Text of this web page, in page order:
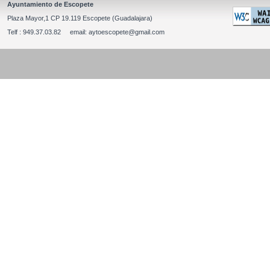
Ayuntamiento de Escopete
Plaza Mayor,1 CP 19.119 Escopete (Guadalajara)
Telf : 949.37.03.82 email: aytoescopete@gmail.com